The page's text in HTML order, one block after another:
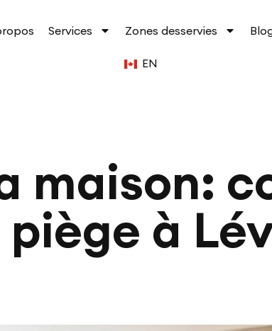
Services Zones desservies
EN
maison:
à